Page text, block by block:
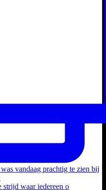
strijd waar iedereen o